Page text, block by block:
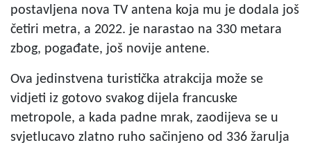
postavljena nova TV antena koja mu je dodala još
četiri metra, a 2022. je narastao na 330 metara
zbog, pogađate, još novije antene.
Ova jedinstvena turistička atrakcija može se
vidjeti iz gotovo svakog dijela francuske
metropole, a kada padne mrak, zaodijeva se u
svjetlucavo zlatno ruho sačinjeno od 336 žarulja